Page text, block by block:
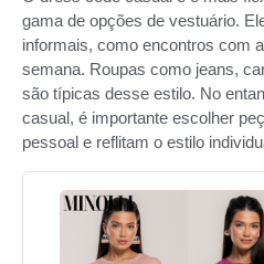
gama de opções de vestuário.
informais, como encontros com
semana. Roupas como jeans,
são típicas desse estilo. No
casual, é importante escolher
pessoal e reflitam o estilo